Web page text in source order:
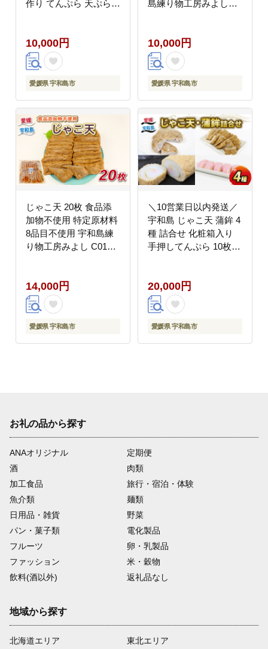
作り てんぷら 天ぷら
すり身 練り物 練物 冷
蔵 惣菜 フライ おでん
具 出汁 だし 郷土料理
酒 おつまみ 加工品 特
013006
10,000円
愛媛県 宇和島市
島練り物工房みよし
10,000円
愛媛県 宇和島市
じゃこ天 20枚 食品添
加物不使用 特定原材料
8品目不使用 宇和島練
り物工房みよし C014-
14,000円
愛媛県 宇和島市
＼10営業日以内発送／
宇和島 じゃこ天 蒲鉾 4
種 詰合せ 化粧箱入り
手押してんぷら 10枚
中かまぼこ店 贈り物 紅
蒲鉾 かまぼこ 練り物
惣菜 おでん 具 出汁 だ
し 小分け 郷土料理 酒
20,000円
愛媛県 宇和島市
お礼の品から探す
ANAオリジナル
定期便
酒
肉類
加工食品
旅行・宿泊・体験
魚介類
麺類
日用品・雑貨
野菜
パン・菓子類
電化製品
フルーツ
卵・乳製品
ファッション
米・穀物
飲料(酒以外)
返礼品なし
地域から探す
北海道エリア
東北エリア